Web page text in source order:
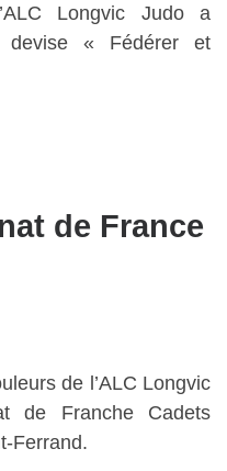
Longvic Judo a
devise « Fédérer et
de France
de l’ALC Longvic
de Franche Cadets
Ferrand.